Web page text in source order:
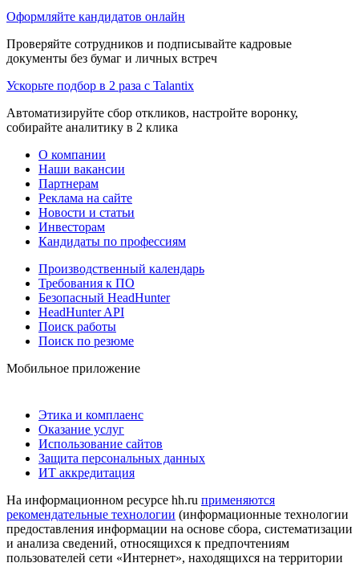
Оформляйте кандидатов онлайн
Проверяйте сотрудников и подписывайте кадровые
документы без бумаг и личных встреч
Ускорьте подбор в 2 раза с Talantix
Автоматизируйте сбор откликов, настройте воронку,
собирайте аналитику в 2 клика
О компании
Наши вакансии
Партнерам
Реклама на сайте
Новости и статьи
Инвесторам
Кандидаты по профессиям
Производственный календарь
Требования к ПО
Безопасный HeadHunter
HeadHunter API
Поиск работы
Поиск по резюме
Мобильное приложение
Этика и комплаенс
Оказание услуг
Использование сайтов
Защита персональных данных
ИТ аккредитация
На информационном ресурсе hh.ru применяются
рекомендательные технологии (информационные технологии
предоставления информации на основе сбора, систематизации
и анализа сведений, относящихся к предпочтениям
пользователей сети «Интернет», находящихся на территории